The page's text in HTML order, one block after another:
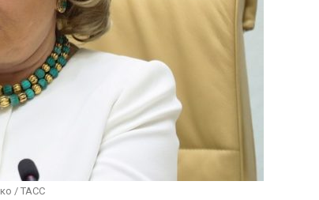
/ ТАСС
провинции
из-за паводков
более 140
Дом из старых шин
может обходиться без
кондиционера и почти
без отопления
Авг 7, 2026
Камчатские северные
олени набирают вес
перед осенней